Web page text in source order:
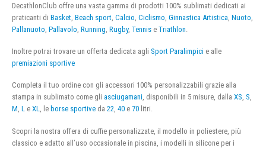
DecathlonClub offre una vasta gamma di prodotti 100% sublimati dedicati ai
praticanti di Basket Beach sport Calcio Ciclismo Ginnastica Artistica Nuoto
Pallanuoto Pallavolo Running Rugby, Tennis e Triathlon
Inoltre potrai trovare un offerta dedicata agli Sport Paralimpici e alle
premiazioni sportive
Completa il tuo ordine con gli accessori 100% personalizzabili grazie alla
stampa in sublimato come gli asciugamani, disponibili in 5 misure, dalla XS, S,
M, L e XL, le borse sportive da 22, 40 e 70 litri.
Scopri la nostra offera di cuffie personalizzate, il modello in poliestere, più
classico e adatto all’uso occasionale in piscina, i modelli in silicone per i